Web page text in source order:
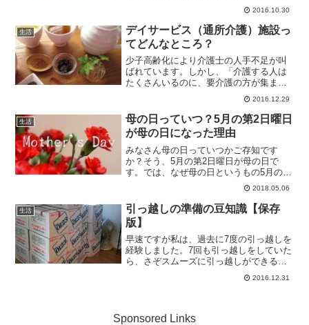
mindfulness）は、今現在において起こっ
ている内面的な経験および外的な経験に
注意を向ける...
2016.10.30
生活
デイサービス（通所介護）施設っ
てどんなところ？
少子高齢化により介護士の人手不足が叫
ばれています。しかし、「介護する人は
たくさんいるのに、要介護の方が集まら
ない」という高齢者施設があるのです。
それが、デイサービス（通所介護）施設
です。介護は人手不足が訴えられ続けて
いる業界ですが、実はデイ...
2016.12.29
生活
母の日っていつ？5月の第2日曜日
が母の日になった理由
みなさん母の日っていつかご存知です
か？そう、5月の第2日曜日が母の日で
す。では、なぜ母の日というもの5月の第
2日曜日になったのかご存知ですか？日本
の祝祭日は国が定めるものですが、母の
日は実はアメリカから輸入したものなん
です。この記事では母の...
2018.05.06
生活
引っ越しの準備の豆知識【保存
版】
早速ですが私は、過去に7度の引っ越しを
経験しました。7回も引っ越しをしていた
ら、さぞスムーズに引っ越しができるん
だろうと思われるかもしれませんが、最
初はかなりとまどい、何度も「あれはど
2016.12.31
Sponsored Links